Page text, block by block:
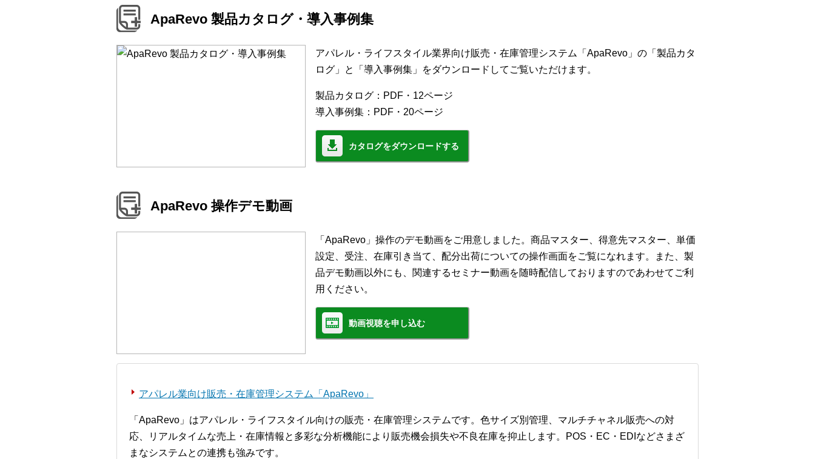
ApaRevo 製品カタログ・導入事例集
アパレル・ライフスタイル業界向け販売・在庫管理システム「ApaRevo」の「製品カタ
ログ」と「導入事例集」をダウンロードしてご覧いただけます。
製品カタログ：PDF・12ページ
導入事例集：PDF・20ページ
カタログをダウンロードする
ApaRevo 操作デモ動画
「ApaRevo」操作のデモ動画をご用意しました。商品マスター、得意先マスター、単価
設定、受注、在庫引き当て、配分出荷についての操作画面をご覧になれます。また、製
品デモ動画以外にも、関連するセミナー動画を随時配信しておりますのであわせてご利
用ください。
動画視聴を申し込む
アパレル業向け販売・在庫管理システム「ApaRevo」
「ApaRevo」はアパレル・ライフスタイル向けの販売・在庫管理システムです。色サイズ別管理、マルチチャネル販売への対
応、リアルタイムな売上・在庫情報と多彩な分析機能により販売機会損失や不良在庫を抑止します。POS・EC・EDIなどさまざ
まなシステムとの連携も強みです。